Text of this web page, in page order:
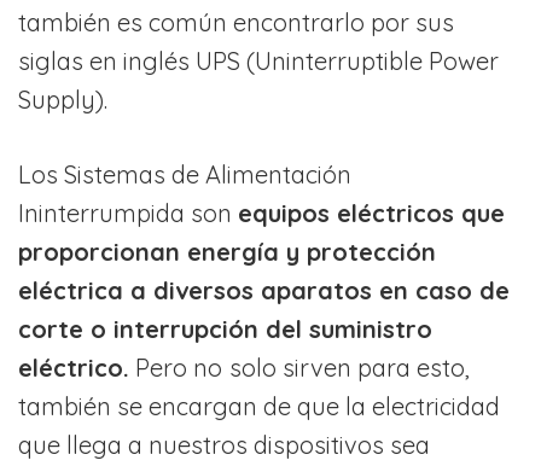
también es común encontrarlo por sus
siglas en inglés UPS (Uninterruptible Power
Supply).
Los Sistemas de Alimentación
Ininterrumpida son equipos eléctricos que
proporcionan energía y protección
eléctrica a diversos aparatos en caso de
corte o interrupción del suministro
eléctrico. Pero no solo sirven para esto,
también se encargan de que la electricidad
que llega a nuestros dispositivos sea